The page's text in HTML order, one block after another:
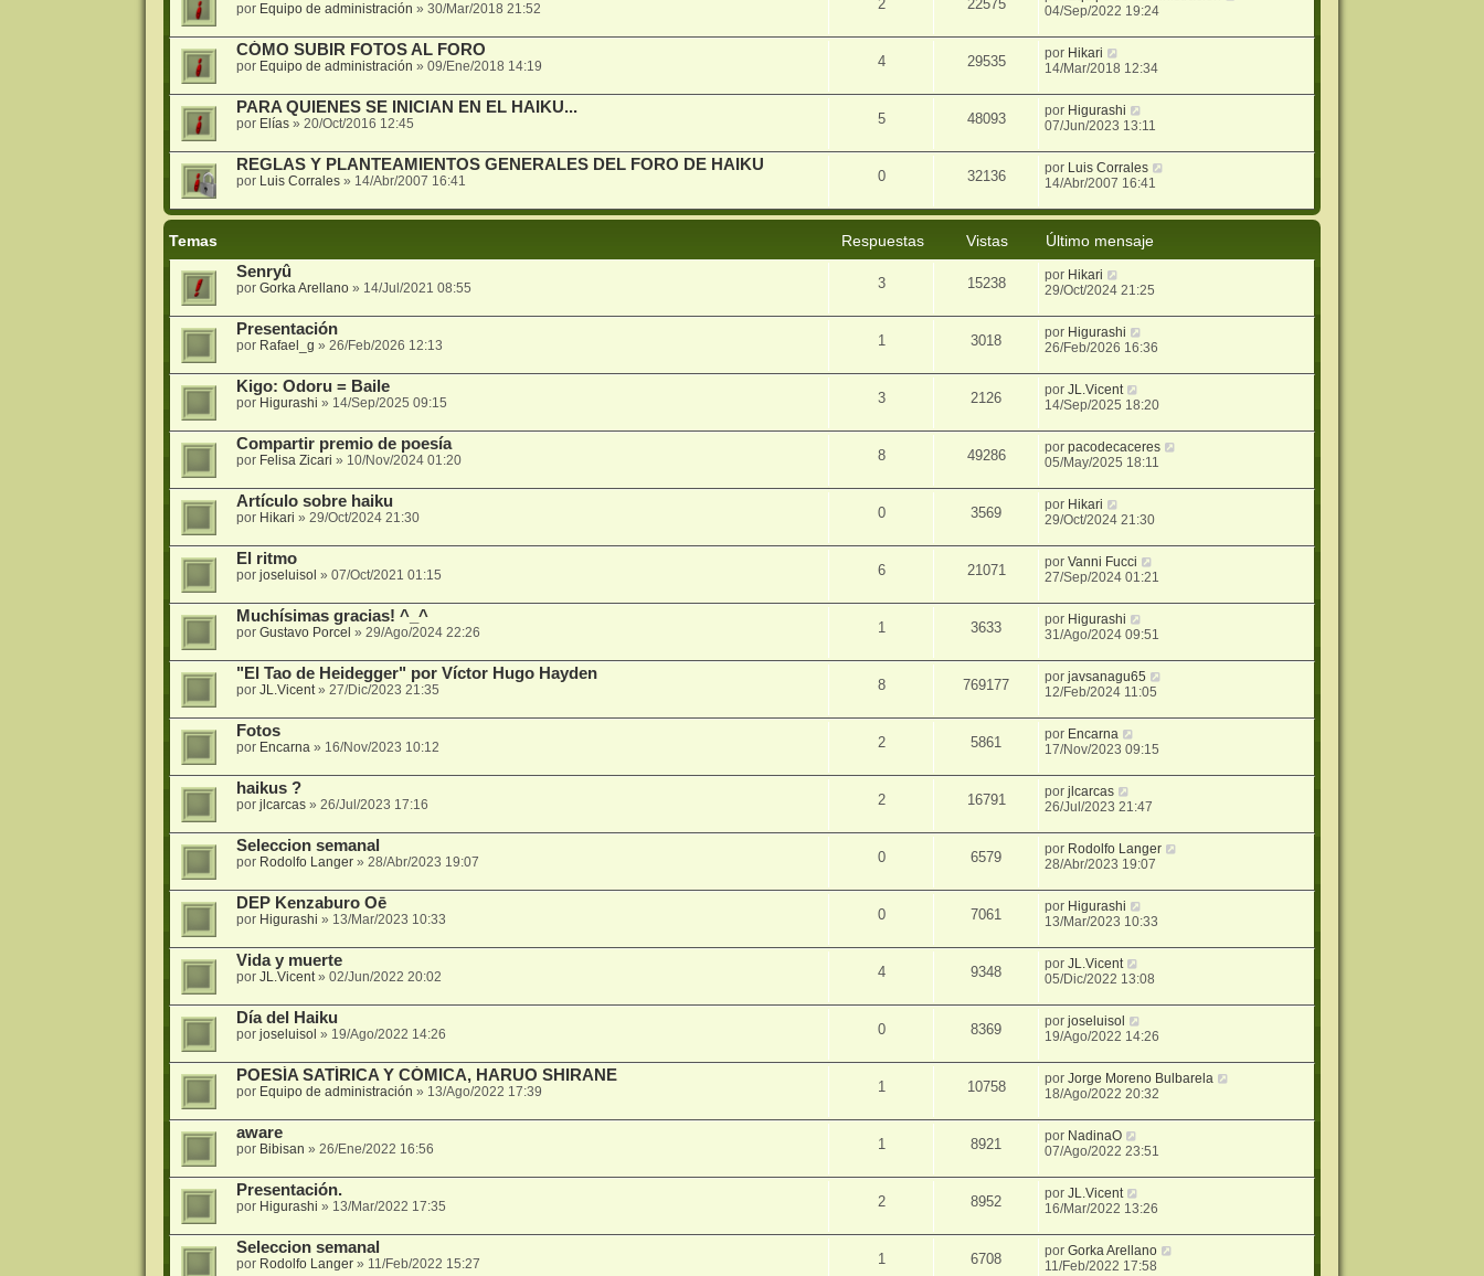
por Equipo de administración » 30/Mar/2018 21:52 2 22575
04/Sep/2022 19:24
CÓMO SUBIR FOTOS AL FORO
por Equipo de administración » 09/Ene/2018 14:19 4 29535 por Hikari
14/Mar/2018 12:34
PARA QUIENES SE INICIAN EN EL HAIKU...
por Elías» 20/Oct/2016 12:45 5 48093 por Higurashi
07/Jun/2023 13:11
REGLAS Y PLANTEAMIENTOS GENERALES DEL FORO DE HAIKU
por Luis Corrales» 14/Abr/2007 16:41 0 32136 por Luis Corrales
14/Abr/2007 16:41
Temas Respuestas Vistas
Último mensaje
Senryû
por Gorka Arellano» 14/Jul/2021 08:55 3 15238 por Hikari
29/Oct/2024 21:25
Presentación
por Rafael_g » 26/Feb/2026 12:13 1 3018 por Higurashi
26/Feb/2026 16:36
Kigo: Odoru = Baile
por Higurashi » 14/Sep/2025 09:15 3 2126 porJL.Vicent
14/Sep/2025 18:20
Compartir premio de poesía
por Felisa Zicari » 10/Nov/2024 01:20 8 49286 porpacodecaceres
05/May/2025 18:11
Artículo sobre haiku
por Hikari » 29/Oct/2024 21:30 0 3569 por Hikari
29/Oct/2024 21:30
El ritmo
por joseluisol » 07/Oct/2021 01:15 6 21071 porVanni Fucci
27/Sep/2024 01:21
Muchísimas gracias! ^_^
por Gustavo Porcel » 29/Ago/2024 22:26 1 3633 por Higurashi
31/Ago/2024 09:51
"El Tao de Heidegger" por Víctor Hugo Hayden
por JL.Vicent» 27/Dic/2023 21:35 8 769177 porjavsanagu65
12/Feb/2024 11:05
Fotos
por Encarna» 16/Nov/2023 10:12 2 5861 por Encarna
17/Nov/2023 09:15
haikus ?
por jlcarcas» 26/Jul/2023 17:16 2 16791 porjlcarcas
26/Jul/2023 21:47
Seleccion semanal
por Rodolfo Langer» 28/Abr/2023 19:07 0 6579 por Rodolfo Langer
28/Abr/2023 19:07
DEP Kenzaburo Oē
por Higurashi » 13/Mar/2023 10:33 0 7061 por Higurashi
13/Mar/2023 10:33
Vida y muerte
por JL.Vicent» 02/Jun/2022 20:02 4 9348 porJL.Vicent
05/Dic/2022 13:08
Día del Haiku
por joseluisol » 19/Ago/2022 14:26 0 8369 porjoseluisol
19/Ago/2022 14:26
POESÍA SATÍRICA Y CÓMICA, HARUO SHIRANE
por Equipo de administración » 13/Ago/2022 17:39 1 10758 porJorge Moreno Bulbarela
18/Ago/2022 20:32
aware
por Bibisan » 26/Ene/2022 16:56 1 8921 por NadinaO
07/Ago/2022 23:51
Presentación.
por Higurashi » 13/Mar/2022 17:35 2 8952 porJL.Vicent
16/Mar/2022 13:26
Seleccion semanal
por Rodolfo Langer» 11/Feb/2022 15:27 1 6708 porGorka Arellano
11/Feb/2022 17:58